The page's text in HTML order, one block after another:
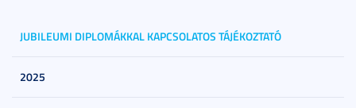
JUBILEUMI DIPLOMÁKKAL KAPCSOLATOS TÁJÉKOZTATÓ
2025